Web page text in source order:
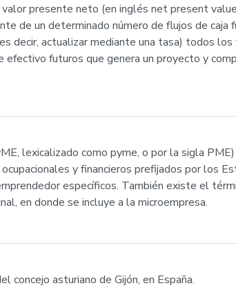
presente neto (en inglés net present
de un determinado número de flujos de caja
decir, actualizar mediante una tasa) todos
futuros que genera un proyecto y
lexicalizado como pyme, o por la sigla
y financieros prefijados por los
específicos. También existe el
en donde se incluye a la microempresa.
concejo asturiano de Gijón, en España.